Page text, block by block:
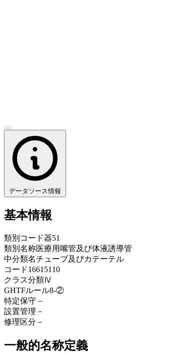
データソース情報
基本情報
類別コード器51
類別名称医療用嘴管及び体液誘導管
中分類名チューブ及びカテーテル
コード16615110
クラス分類Ⅳ
GHTFルール8-②
特定保守 －
設置管理 －
修理区分 －
一般的名称定義